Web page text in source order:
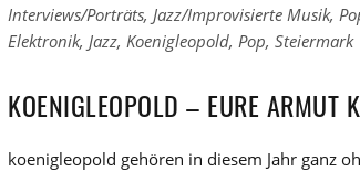
Links
zu
Kategorien
Interviews/Porträts, Jazz/Improvisierte Musik,
Links
den
Tags
Elektronik, Jazz, Koenigleopold, Pop, Steiermark
KOENIGLEOPOLD – EURE ARMUT
koenigleopold gehören in diesem Jahr ganz